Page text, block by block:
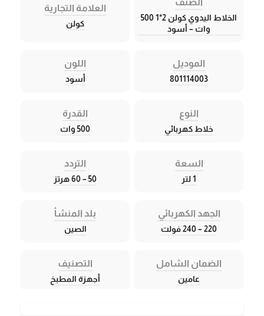
الصنف
الخلاط اليدوي كولن 2*1 500
وات – أسود
العلامة التجارية
كولن
الموديل
801114003
اللون
أسود
النوع
خلاط كهربائي
القدرة
500 وات
السعة
1 لتر
التردد
50 – 60 هرتز
الجهد الكهربائي
220 – 240 فولت
بلد المنشأ
الصين
الضمان الشامل
عامين
التصنيف
أجهزة المطبخ